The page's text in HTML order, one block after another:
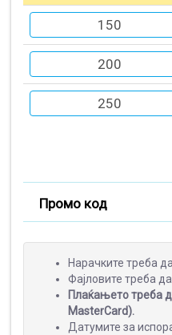
150
200
250
Промо код
Нарачките треба
Фајловите треба
Плаќањето треба
MasterCard).
Датумите за